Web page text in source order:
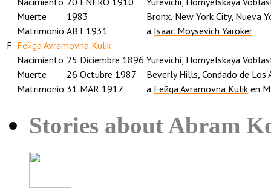
Muerte
1983
Bronx, New York City, Nueva
Matrimonio ABT 1931 a Isaac Moysevich Yaroker
F Feйga Avramovna Kulik
Nacimiento 25 Diciembre 1896 Yurevichi, Homyelskaya
Muerte
26 Octubre 1987
Beverly Hills, Condado de Los
Matrimonio 31 MAR 1917 a Feйga Avramovna Kulik en
Stories about Abram